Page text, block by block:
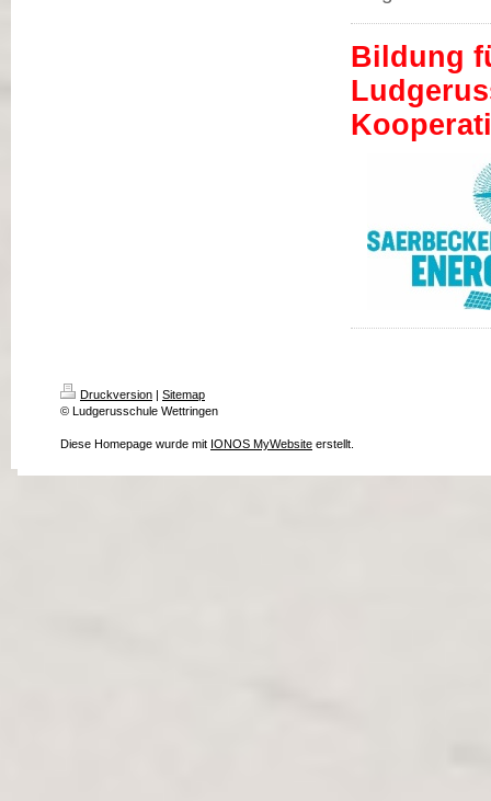
Bildung
Druckversion | Sitemap
© Ludgerusschule Wettringen
Diese Homepage wurde mit IONOS MyWebsite erstellt.